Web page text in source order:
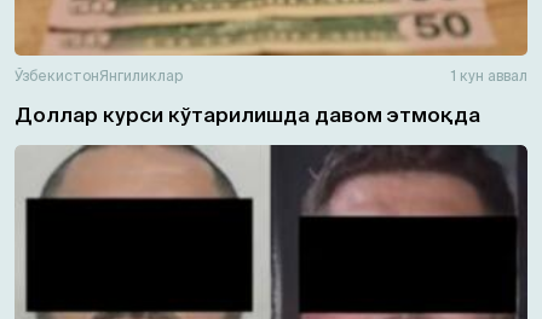
ЎзбекистонЯнгиликлар 1 кун аввал
Доллар курси кўтарилишда давом этмоқда